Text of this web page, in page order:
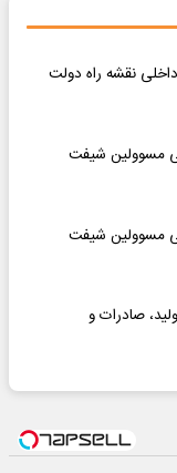
نقشه راه دولت
مسوولین شیفت
مسوولین شیفت
صادرات و